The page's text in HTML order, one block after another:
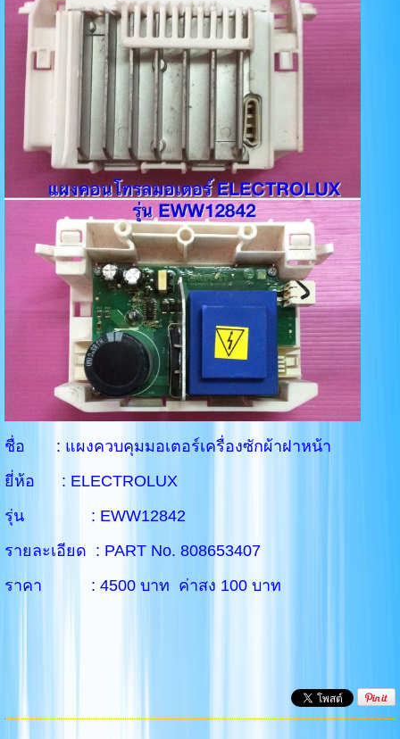
ชื่อ : แผงควบคุมมอเตอร์เครื่องซักผ้าฝาหน้า
ยี่ห้อ : ELECTROLUX
รุ่น : EWW12842
รายละเอียด : PART No. 808653407
ราคา : 4500 บาท ค่าสง 100 บาท